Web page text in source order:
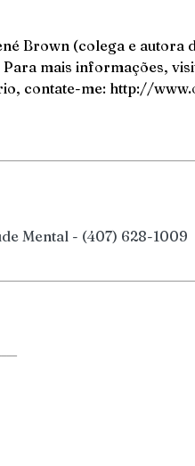
Brown (colega e autora
mais informações,
contate-me: http://
Mental - (407) 628-1009